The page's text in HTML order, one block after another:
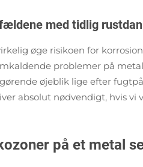
med tidlig
øge risikoen for
problemer på
øjeblik lige efter
absolut nødvendigt, hvis vi
på et metal